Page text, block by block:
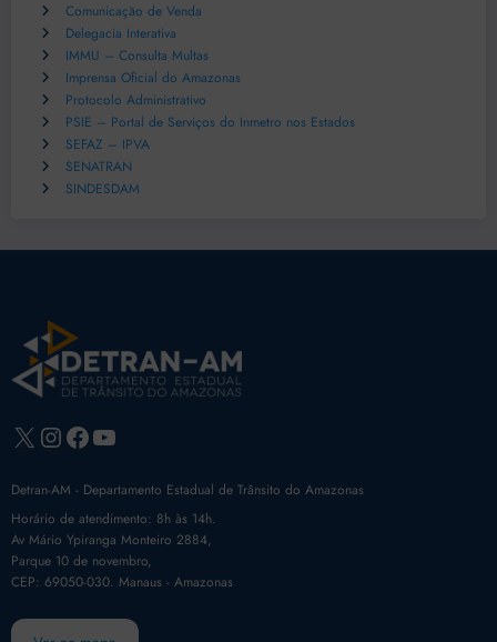
Comunicação de Venda
Delegacia Interativa
IMMU – Consulta Multas
Imprensa Oficial do Amazonas
Protocolo Administrativo
PSIE – Portal de Serviços do Inmetro nos Estados
SEFAZ – IPVA
SENATRAN
SINDESDAM
X Instagram
Facebook
Youtube
Detran-AM - Departamento Estadual de Trânsito do Amazonas
Horário de atendimento: 8h às 14h.
Av Mário Ypiranga Monteiro 2884,
Parque 10 de novembro,
CEP: 69050-030. Manaus - Amazonas